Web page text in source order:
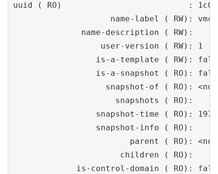
uuid ( RO)                          :
name-label ( RW):
              name-description ( RW):
                  user-version ( RW): 1
is-a-template ( RW):
is-a-snapshot ( RO):
snapshot-of ( RO):
                     snapshots ( RO):
snapshot-time ( RO):
                 snapshot-info ( RO):
parent ( RO):
                      children ( RO):
is-control-domain ( RO):